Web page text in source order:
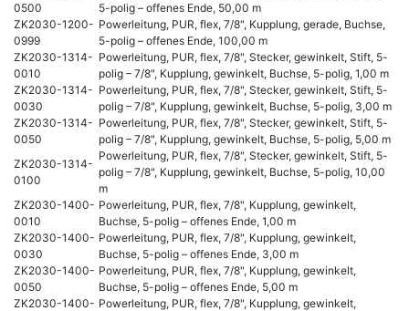
0500
5-polig – offenes Ende, 50,00 m
ZK2030-1200-
0999
Powerleitung, PUR, flex, 7/8", Kupplung, gerade, Buchse,
5-polig – offenes Ende, 100,00 m
ZK2030-1314-
0010
Powerleitung, PUR, flex, 7/8", Stecker, gewinkelt, Stift, 5-
polig – 7/8", Kupplung, gewinkelt, Buchse, 5-polig, 1,00 m
ZK2030-1314-
0030
Powerleitung, PUR, flex, 7/8", Stecker, gewinkelt, Stift, 5-
polig – 7/8", Kupplung, gewinkelt, Buchse, 5-polig, 3,00 m
ZK2030-1314-
0050
Powerleitung, PUR, flex, 7/8", Stecker, gewinkelt, Stift, 5-
polig – 7/8", Kupplung, gewinkelt, Buchse, 5-polig, 5,00 m
ZK2030-1314-
0100
Powerleitung, PUR, flex, 7/8", Stecker, gewinkelt, Stift, 5-
polig – 7/8", Kupplung, gewinkelt, Buchse, 5-polig, 10,00
m
ZK2030-1400-
0010
Powerleitung, PUR, flex, 7/8", Kupplung, gewinkelt,
Buchse, 5-polig – offenes Ende, 1,00 m
ZK2030-1400-
0030
Powerleitung, PUR, flex, 7/8", Kupplung, gewinkelt,
Buchse, 5-polig – offenes Ende, 3,00 m
ZK2030-1400-
0050
Powerleitung, PUR, flex, 7/8", Kupplung, gewinkelt,
Buchse, 5-polig – offenes Ende, 5,00 m
ZK2030-1400- Powerleitung, PUR, flex, 7/8", Kupplung, gewinkelt,